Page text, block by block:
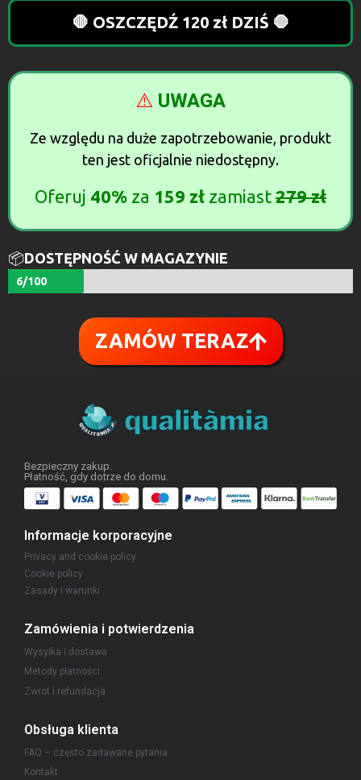
🛑 OSZCZĘDŹ 120 zł DZIŚ 🛑
⚠️ UWAGA
Ze względu na duże zapotrzebowanie, produkt
ten jest oficjalnie niedostępny.
Oferuj 40% za 159 zł zamiast 279 zł
📦DOSTĘPNOŚĆ W MAGAZYNIE
6/100
ZAMÓW TERAZ
Bezpieczny zakup.
Płatność, gdy dotrze do domu.
Informacje korporacyjne
Privacy and cookie policy
Cookie policy
Zasady i warunki
Zamówienia i potwierdzenia
Wysyłka i dostawa
Metody płatności
Zwrot i refundacja
Obsługa klienta
FAQ – często zadawane pytania
Kontakt